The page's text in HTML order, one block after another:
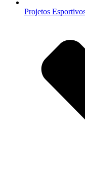
Projetos